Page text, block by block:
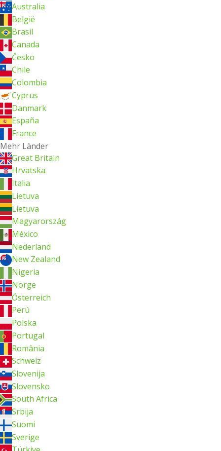
Australia
België
Brasil
Canada
Česko
Chile
Colombia
Cyprus
Danmark
España
France
Mehr Länder
Great Britain
Hrvatska
Italia
Lietuva
Lietuva
Magyarország
México
Nederland
New Zealand
Nigeria
Norge
Österreich
Perú
Polska
Portugal
România
Schweiz
Slovenija
Slovensko
South Africa
Srbija
Suomi
Sverige